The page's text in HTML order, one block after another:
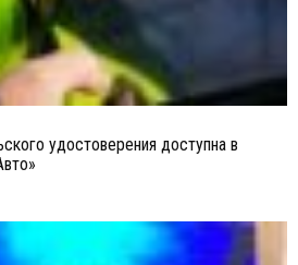
удостоверения доступна в